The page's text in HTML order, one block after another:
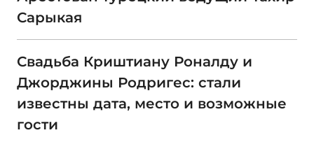
Сарыкая
Свадьба Криштиану Роналду и
Джорджины Родригес: стали
известны дата, место и возможные
гости